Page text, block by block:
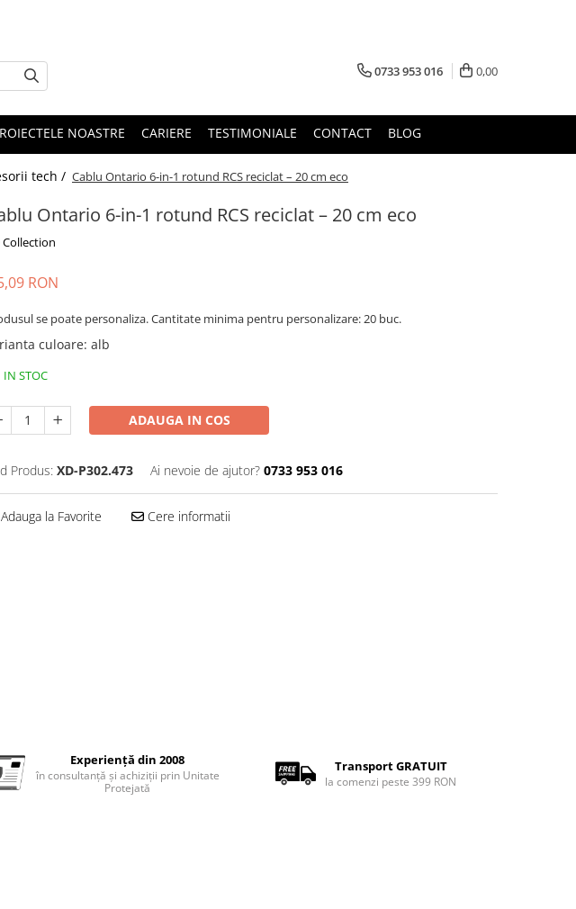
0733 953 016 0,00
NOASTRE CARIERE TESTIMONIALE CONTACT BLOG
tech / Cablu Ontario 6-in-1 rotund RCS reciclat – 20 cm eco
Ontario 6-in-1 rotund RCS reciclat – 20 cm eco
Collection
RON
se poate personaliza. Cantitate minima pentru personalizare: 20 buc.
culoare: alb
IN STOC
ADAUGA IN COS
Produs: XD-P302.473 Ai nevoie de ajutor? 0733 953 016
Adauga la Favorite Cere informatii
Experiență din 2008
în consultanță și achiziții prin Unitate
Protejată
Transport GRATUIT
la comenzi peste 399 RON